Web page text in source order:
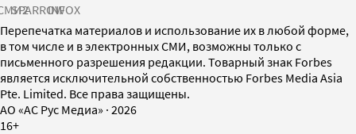
SPARROWINFOX
Перепечатка материалов и использование их в любой форме,
в том числе и в электронных СМИ, возможны только с
письменного разрешения редакции. Товарный знак Forbes
является исключительной собственностью Forbes Media Asia
Pte. Limited. Все права защищены.
AO «АС Рус Медиа» · 2026
16+